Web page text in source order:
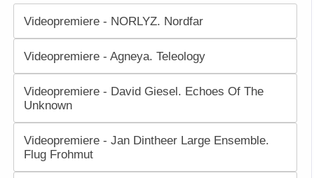
Videopremiere - NORLYZ. Nordfar
Videopremiere - Agneya. Teleology
Videopremiere - David Giesel. Echoes Of The
Unknown
Videopremiere - Jan Dintheer Large Ensemble.
Flug Frohmut